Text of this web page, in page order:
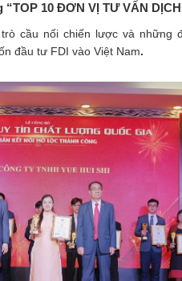
10 ĐƠN VỊ TƯ VẤN
cầu nối chiến lược và những
đầu tư FDI vào Việt Nam.